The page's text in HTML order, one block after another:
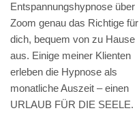
Entspannungshypnose über
Zoom genau das Richtige für
dich, bequem von zu Hause
aus. Einige meiner Klienten
erleben die Hypnose als
monatliche Auszeit – einen
URLAUB FÜR DIE SEELE.